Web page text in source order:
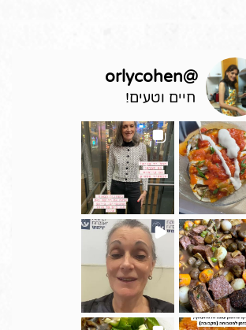
@
orlycohen
חיים וטעים!